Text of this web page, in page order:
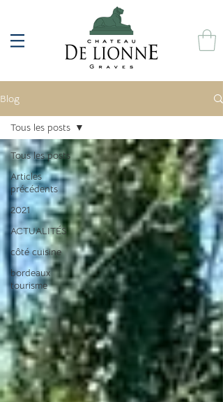
Blog
Tous les posts
Articles
précédents
2021
ACTUALITÉS
côté cuisine
bordeaux
tourisme
Tous les posts